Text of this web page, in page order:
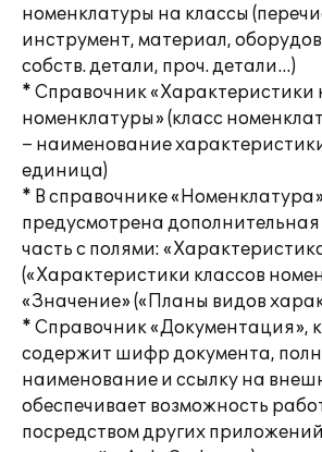
номенклатуры на классы
инструмент, материал,
собств. детали, проч. детали…)
* Справочник «Характеристики
номенклатуры» (класс
– наименование
единица)
* В справочнике «Номенклатура»
предусмотрена
часть с полями:
(«Характеристики классов
«Значение» («Планы видов
* Справочник «Документация»,
содержит шифр документа,
наименование и ссылку на
обеспечивает возможность
посредством других